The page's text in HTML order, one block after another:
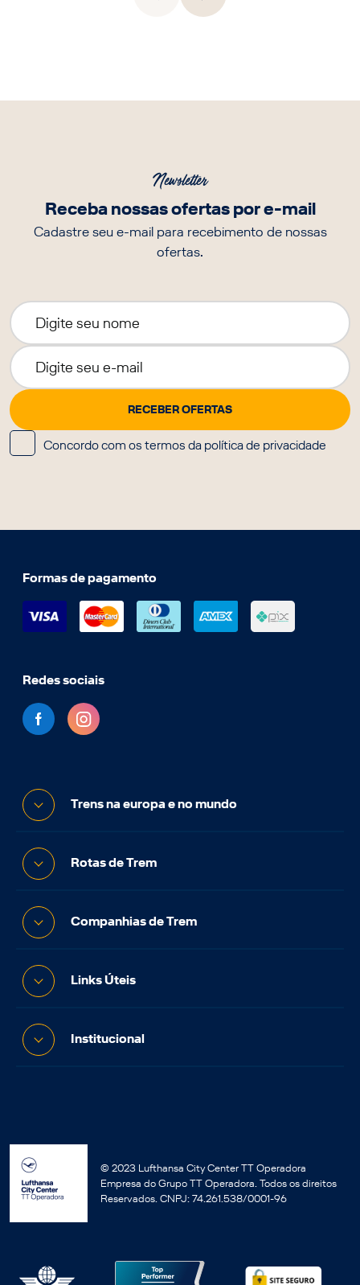
Newsletter
Receba nossas ofertas por e-mail
Cadastre seu e-mail para recebimento de nossas
ofertas.
Concordo com os termos da política de privacidade
Formas de pagamento
Redes sociais
Trens na europa e no mundo
Rotas de Trem
Companhias de Trem
Links Úteis
Institucional
© 2023 Lufthansa City Center TT Operadora
Empresa do Grupo TT Operadora. Todos os direitos
Reservados. CNPJ: 74.261.538/0001-96